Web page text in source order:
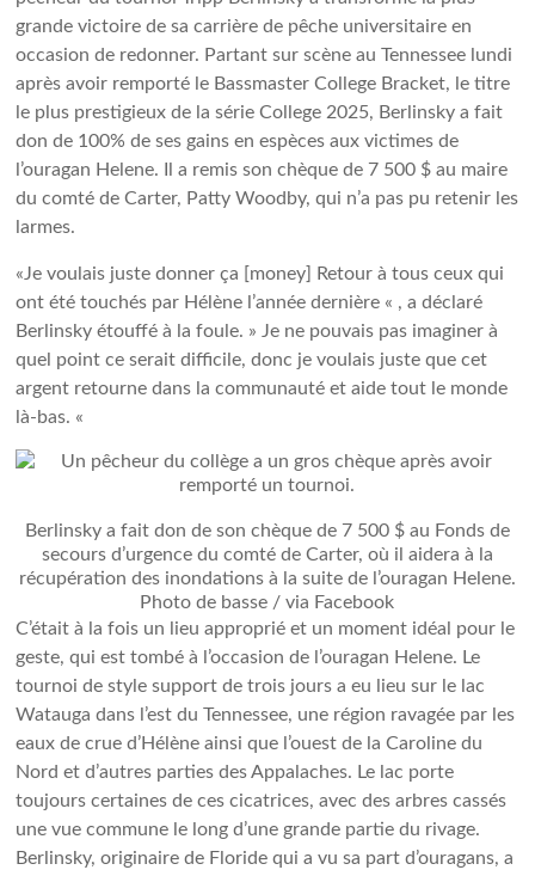
grande victoire de sa carrière de pêche universitaire en
occasion de redonner. Partant sur scène au Tennessee lundi
après avoir remporté le Bassmaster College Bracket, le titre
le plus prestigieux de la série College 2025, Berlinsky a fait
don de 100% de ses gains en espèces aux victimes de
l’ouragan Helene. Il a remis son chèque de 7 500 $ au maire
du comté de Carter, Patty Woodby, qui n’a pas pu retenir les
larmes.
«Je voulais juste donner ça [money] Retour à tous ceux qui
ont été touchés par Hélène l’année dernière « , a déclaré
Berlinsky étouffé à la foule. » Je ne pouvais pas imaginer à
quel point ce serait difficile, donc je voulais juste que cet
argent retourne dans la communauté et aide tout le monde
là-bas. «
Berlinsky a fait don de son chèque de 7 500 $ au Fonds de
secours d’urgence du comté de Carter, où il aidera à la
récupération des inondations à la suite de l’ouragan Helene.
Photo de basse / via Facebook
C’était à la fois un lieu approprié et un moment idéal pour le
geste, qui est tombé à l’occasion de l’ouragan Helene. Le
tournoi de style support de trois jours a eu lieu sur le lac
Watauga dans l’est du Tennessee, une région ravagée par les
eaux de crue d’Hélène ainsi que l’ouest de la Caroline du
Nord et d’autres parties des Appalaches. Le lac porte
toujours certaines de ces cicatrices, avec des arbres cassés
une vue commune le long d’une grande partie du rivage.
Berlinsky, originaire de Floride qui a vu sa part d’ouragans, a